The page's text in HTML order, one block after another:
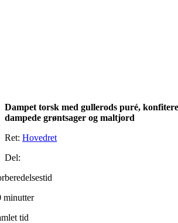
Dampet torsk med gullerods puré,
dampede grøntsager og maltjord
Ret: Hovedret
Del:
minutter
tid